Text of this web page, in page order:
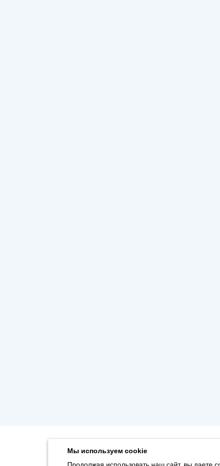
Мы используем cookie